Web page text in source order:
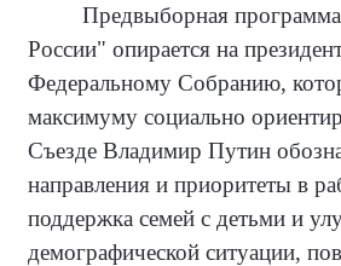
Предвыборная
России" опирается на
Федеральному Собранию,
максимуму социально
Съезде Владимир Путин
направления и приоритеты в
поддержка семей с детьми и
демографической ситуации,